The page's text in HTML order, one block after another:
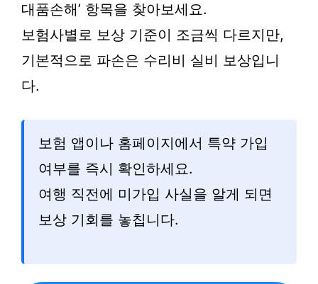
대품손해’ 항목을 찾아보세요.
보험사별로 보상 기준이 조금씩 다르지만,
기본적으로 파손은 수리비 실비 보상입니
다.
보험 앱이나 홈페이지에서 특약 가입
여부를 즉시 확인하세요.
여행 직전에 미가입 사실을 알게 되면
보상 기회를 놓칩니다.